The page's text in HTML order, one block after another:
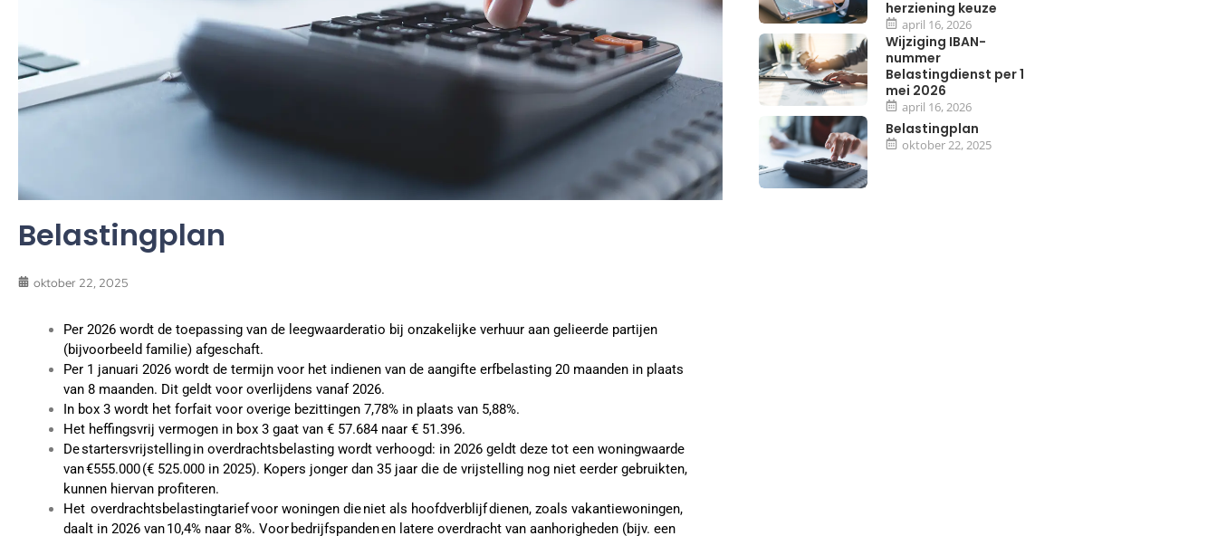
Belastingplan
oktober 22, 2025
Per 2026 wordt de toepassing van de leegwaarderatio bij onzakelijke verhuur aan gelieerde partijen
(bijvoorbeeld familie) afgeschaft.
Per 1 januari 2026 wordt de termijn voor het indienen van de aangifte erfbelasting 20 maanden in plaats
van 8 maanden. Dit geldt voor overlijdens vanaf 2026.
In box 3 wordt het forfait voor overige bezittingen 7,78% in plaats van 5,88%.
Het heffingsvrij vermogen in box 3 gaat van € 57.684 naar € 51.396.
De startersvrijstelling in overdrachtsbelasting wordt verhoogd: in 2026 geldt deze tot een woningwaarde
van €555.000 (€ 525.000 in 2025). Kopers jonger dan 35 jaar die de vrijstelling nog niet eerder gebruikten,
kunnen hiervan profiteren.
Het overdrachtsbelastingtarief voor woningen die niet als hoofdverblijf dienen, zoals vakantiewoningen,
daalt in 2026 van 10,4% naar 8%. Voor bedrijfspanden en latere overdracht van aanhorigheden (bijv. een
herziening keuze
april 16, 2026
Wijziging IBAN-
nummer
Belastingdienst per 1
mei 2026
april 16, 2026
Belastingplan
oktober 22, 2025